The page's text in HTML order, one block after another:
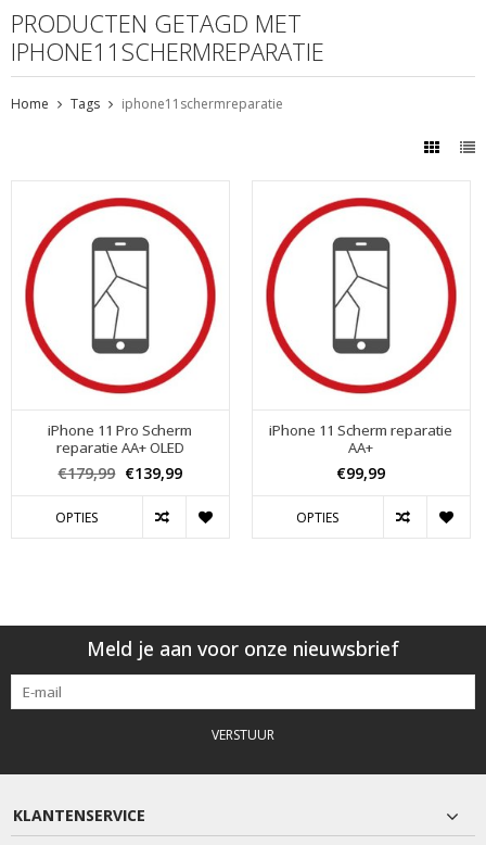
PRODUCTEN GETAGD MET
IPHONE11SCHERMREPARATIE
Home Tags iphone11schermreparatie
iPhone 11 Pro Scherm
reparatie AA+ OLED
€179,99 €139,99
OPTIES
iPhone 11 Scherm reparatie
AA+
€99,99
OPTIES
Meld je aan voor onze nieuwsbrief
VERSTUUR
KLANTENSERVICE